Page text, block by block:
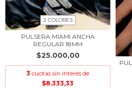
2 COLORES
PULSERA MIAMI ANCHA
REGULAR 18MM
$25.000,00
3 cuotas sin interés de
$8.333,33